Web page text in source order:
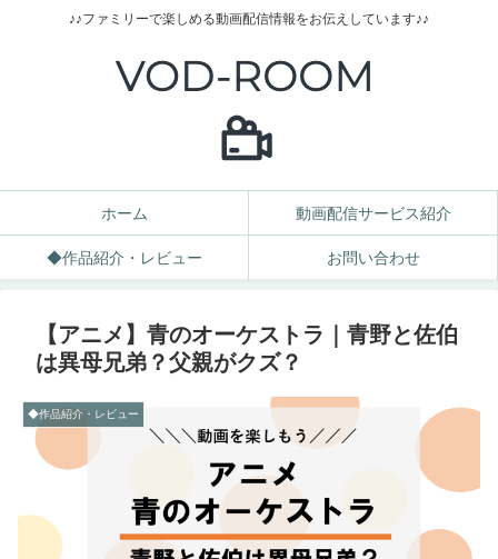
♪♪ファミリーで楽しめる動画配信情報をお伝えしています♪♪
ホーム 動画配信サービス紹介
◆作品紹介・レビュー お問い合わせ
【アニメ】青のオーケストラ｜青野と佐伯
は異母兄弟？父親がクズ？
◆作品紹介・レビュー